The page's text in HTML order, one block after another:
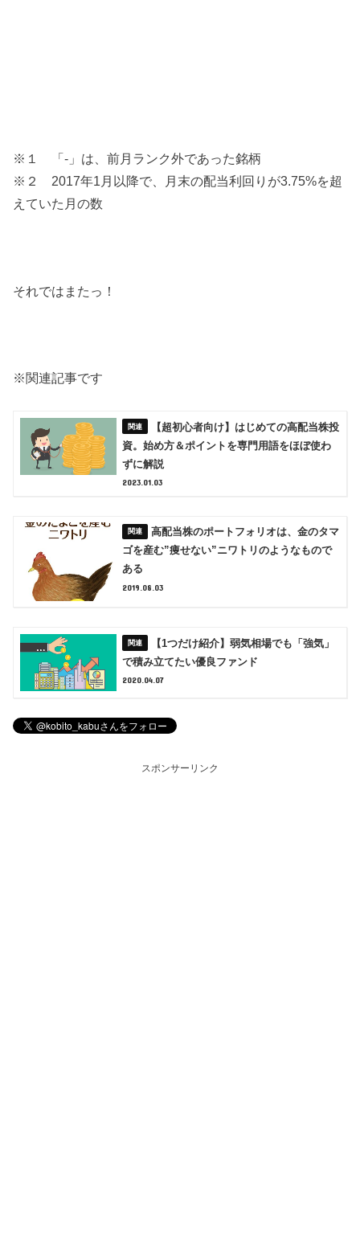
※１ 「-」は、前月ランク外であった銘柄
※２ 2017年1月以降で、月末の配当利回りが3.75%を超
えていた月の数
それではまたっ！
※関連記事です
【超初心者向け】はじめての高配当株投
資。始め方＆ポイントを専門用語をほぼ使わ
ずに解説
2023.01.03
高配当株のポートフォリオは、金のタマ
ゴを産む”痩せない”ニワトリのようなもので
ある
2019.08.03
【1つだけ紹介】弱気相場でも「強気」
で積み立てたい優良ファンド
2020.04.07
スポンサーリンク